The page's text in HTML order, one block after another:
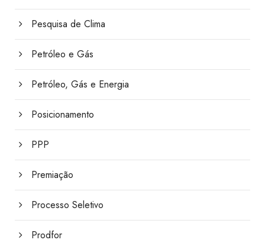
Pesquisa de Clima
Petróleo e Gás
Petróleo, Gás e Energia
Posicionamento
PPP
Premiação
Processo Seletivo
Prodfor